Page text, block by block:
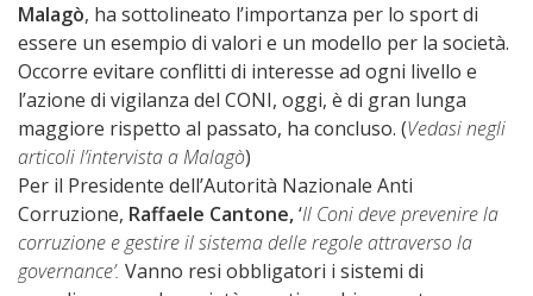
Malagò, ha sottolineato l’importanza per lo sport di
essere un esempio di valori e un modello per la società.
Occorre evitare conflitti di interesse ad ogni livello e
l’azione di vigilanza del CONI, oggi, è di gran lunga
maggiore rispetto al passato, ha concluso. (Vedasi negli
articoli l’intervista a Malagò)
Per il Presidente dell’Autorità Nazionale Anti
Corruzione, Raffaele Cantone,‘Il Coni deve prevenire la
corruzione e gestire il sistema delle regole attraverso la
governance’. Vanno resi obbligatori i sistemi di